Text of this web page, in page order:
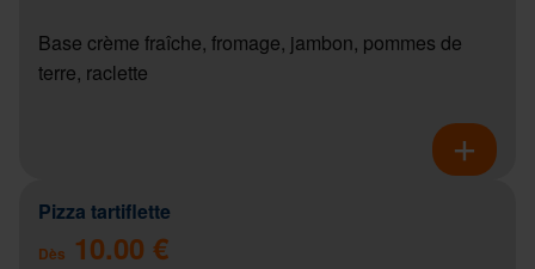
Base crème fraîche, fromage, jambon, pommes de
terre, raclette
Pizza tartiflette
Dès 10.00 €